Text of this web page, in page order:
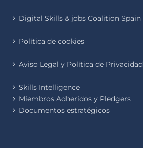
Digital Skills & jobs Coalition Spain
Política de cookies
Aviso Legal y Política de Privacidad
Skills Intelligence
Miembros Adheridos y Pledgers
Documentos estratégicos